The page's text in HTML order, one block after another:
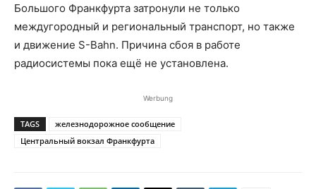
Большого Франкфурта затронули не только
междугородный и региональный транспорт, но также
и движение S-Bahn. Причина сбоя в работе
радиосистемы пока ещё не установлена.
Werbung
TAGS
железнодорожное сообщение
Центральный вокзал Франкфурта